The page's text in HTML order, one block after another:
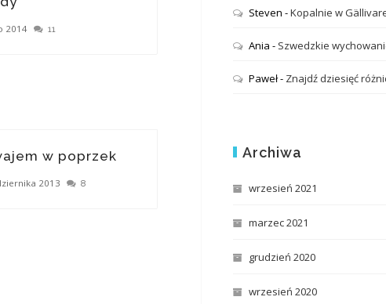
2014 11
w poprzek
2013 8
Steven -Kopalnie w
Ania - Szwedzkie
Paweł- Znajdź dziesięć
Archiwa
wrzesień 2021
marzec 2021
grudzień 2020
wrzesień 2020